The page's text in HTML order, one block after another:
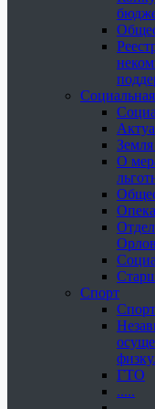
О
Спорт
Спорт
ГТО
.....